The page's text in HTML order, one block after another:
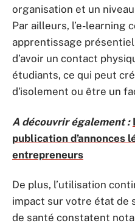
organisation et un
Par ailleurs, l’e-learning
apprentissage
d’avoir un contact
étudiants, ce qui peut
d'isolement ou être un
A découvrir également :
publication d’annonces
entrepreneurs
De plus, l’utilisation
impact sur votre état de
de santé constatent